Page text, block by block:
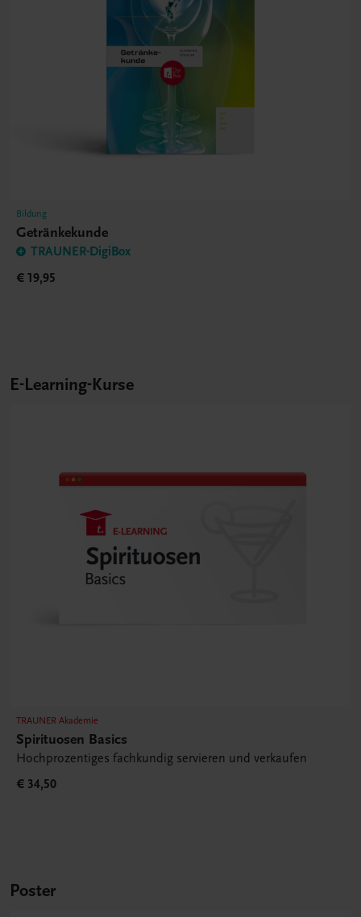
Bildung
Getränkekunde
TRAUNER-DigiBox
€ 19,95
E-Learning-Kurse
TRAUNER Akademie
Spirituosen Basics
Hochprozentiges fachkundig servieren und verkaufen
€ 34,50
Poster